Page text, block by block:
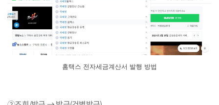
홈택스 전자세금계산서 발행 방법